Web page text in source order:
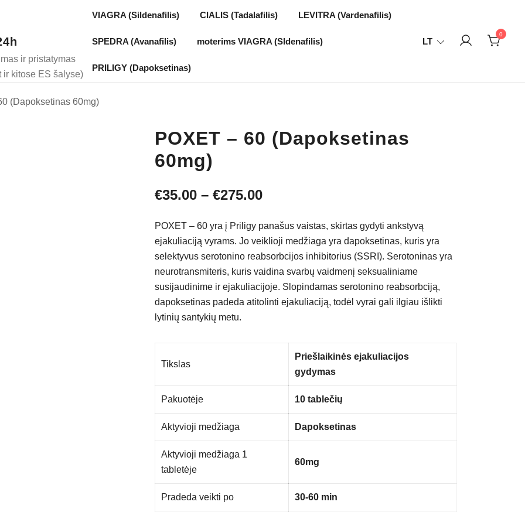
ir pristatymas
ir kitose ES šalyse)
VIAGRA (Sildenafilis) CIALIS (Tadalafilis) LEVITRA (Vardenafilis)
SPEDRA (Avanafilis) moterims VIAGRA (Sldenafilis)
PRILIGY (Dapoksetinas)
LT
0
(Dapoksetinas 60mg)
POXET – 60 (Dapoksetinas
60mg)
€35.00 – €275.00Price
range:
€35.00
through
€275.00
POXET – 60 yra į Priligy panašus vaistas, skirtas gydyti ankstyvą
ejakuliaciją vyrams. Jo veiklioji medžiaga yra dapoksetinas, kuris yra
selektyvus serotonino reabsorbcijos inhibitorius (SSRI). Serotoninas yra
neurotransmiteris, kuris vaidina svarbų vaidmenį seksualiniame
susijaudinime ir ejakuliacijoje. Slopindamas serotonino reabsorbciją,
dapoksetinas padeda atitolinti ejakuliaciją, todėl vyrai gali ilgiau išlikti
lytinių santykių metu.
Tikslas
Priešlaikinės ejakuliacijos
gydymas
Pakuotėje 10 tablečių
Aktyvioji medžiaga Dapoksetinas
Aktyvioji medžiaga 1
tabletėje
60mg
Pradeda veikti po 30-60 min